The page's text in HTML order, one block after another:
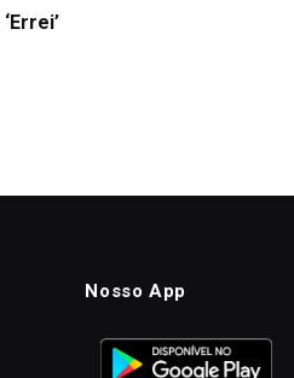
Nosso App